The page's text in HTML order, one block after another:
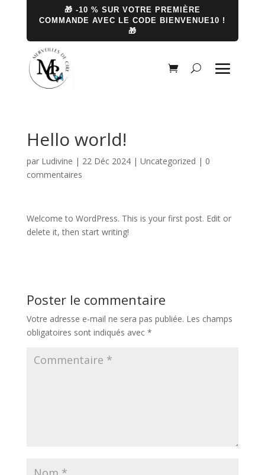
🎁 -10 % SUR VOTRE PREMIÈRE
COMMANDE AVEC LE CODE BIENVENUE10 !
🎁
Hello world!
par Ludivine | 22 Déc 2024| Uncategorized | 0
commentaires
Welcome to WordPress. This is your first post. Edit or
delete it, then start writing!
Poster le commentaire
Votre adresse e-mail ne sera pas publiée. Les champs
obligatoires sont indiqués avec *